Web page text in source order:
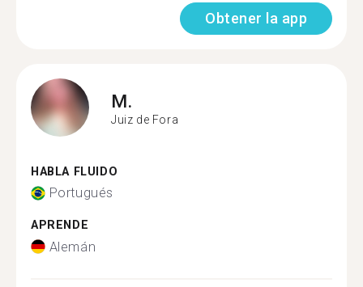
Obtener la app
M.
Juiz de Fora
HABLA FLUIDO
Portugués
APRENDE
Alemán